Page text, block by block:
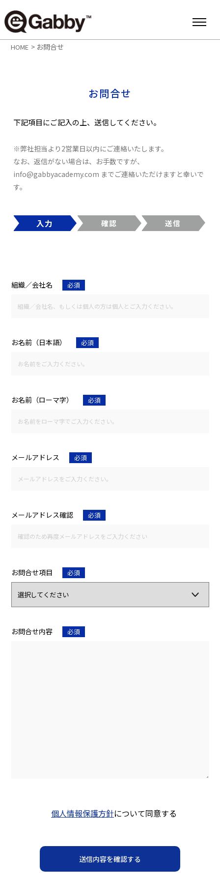
HOME > お問合せ
お問合せ
下記項目にご記入の上、送信してください。
※弊社担当より2営業日以内にご連絡いたします。
なお、返信がない場合は、お手数ですが、
info@gabbyacademy.com までご連絡いただけますと幸いで
す。
入力 確認 送信
組織／会社名 必須
お名前（日本語） 必須
お名前（ローマ字） 必須
メールアドレス 必須
メールアドレス確認 必須
お問合せ項目 必須
お問合せ内容 必須
個人情報保護方針について同意する